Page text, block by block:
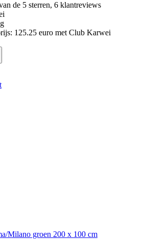
de 5 sterren, 6 klantreviews
125.25 euro met Club Karwei
Milano groen 200 x 100 cm